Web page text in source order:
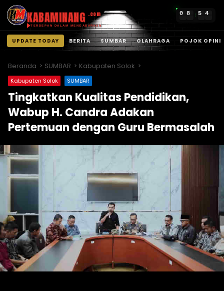
KABAMINANG .com
TERDEPAN DALAM MENGABARKAN
0 8 : 5 4
UPDATE TODAY BERITA SUMBAR OLAHRAGA POJOK OPINI
konten
Beranda SUMBAR Kabupaten Solok
Kabupaten Solok SUMBAR
Tingkatkan Kualitas Pendidikan,
Wabup H. Candra Adakan
Pertemuan dengan Guru Bermasalah